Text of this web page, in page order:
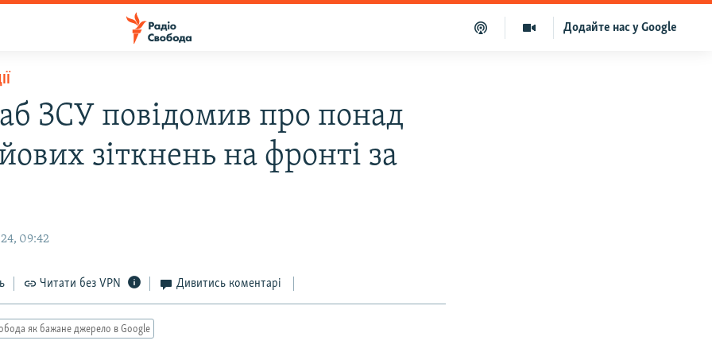
Додайте нас у Google
ЗСУ повідомив про понад
зіткнень на фронті за
09:42
Читати без VPN Дивитись коментарі
як бажане джерело в Google